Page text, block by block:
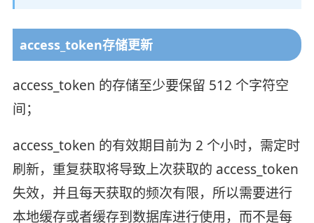
access_token存储更新
access_token 的存储至少要保留 512 个字符空
间；
access_token 的有效期目前为 2 个小时，需定时
刷新，重复获取将导致上次获取的 access_token
失效，并且每天获取的频次有限，所以需要进行
本地缓存或者缓存到数据库进行使用，而不是每